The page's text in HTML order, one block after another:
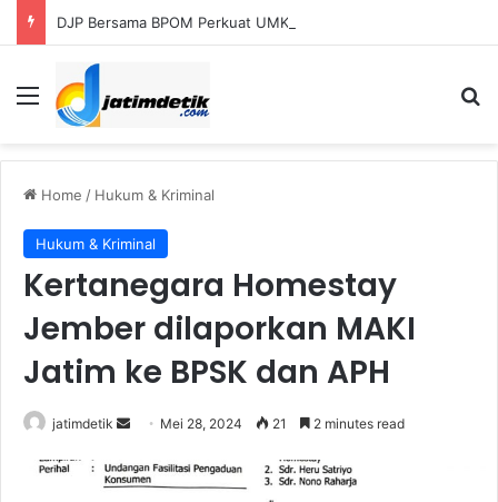
Menu
Home / Hukum & Kriminal
Hukum & Kriminal
Kertanegara Homestay
Jember dilaporkan MAKI
Jatim ke BPSK dan APH
jatimdetik
n
Mei 28, 2024 21 2 minutes read